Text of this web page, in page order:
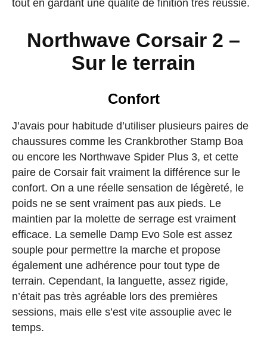
tout en gardant une qualité de finition très réussie.
Northwave Corsair 2 –
Sur le terrain
Confort
J’avais pour habitude d’utiliser plusieurs paires de
chaussures comme les Crankbrother Stamp Boa
ou encore les Northwave Spider Plus 3, et cette
paire de Corsair fait vraiment la différence sur le
confort. On a une réelle sensation de légèreté, le
poids ne se sent vraiment pas aux pieds. Le
maintien par la molette de serrage est vraiment
efficace. La semelle Damp Evo Sole est assez
souple pour permettre la marche et propose
également une adhérence pour tout type de
terrain. Cependant, la languette, assez rigide,
n’était pas très agréable lors des premières
sessions, mais elle s’est vite assouplie avec le
temps.